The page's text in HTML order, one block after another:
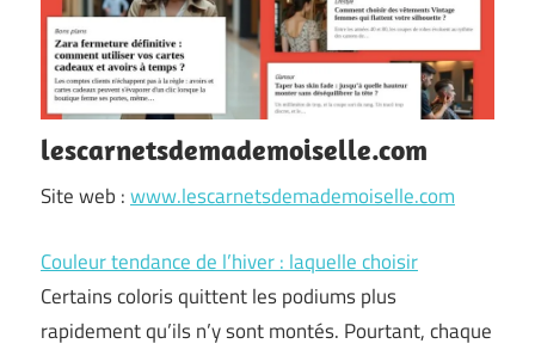
lescarnetsdemademoiselle.com
Site web :www.lescarnetsdemademoiselle.com
Couleur tendance de l’hiver : laquelle choisir
Certains coloris quittent les podiums plus
rapidement qu’ils n’y sont montés. Pourtant, chaque